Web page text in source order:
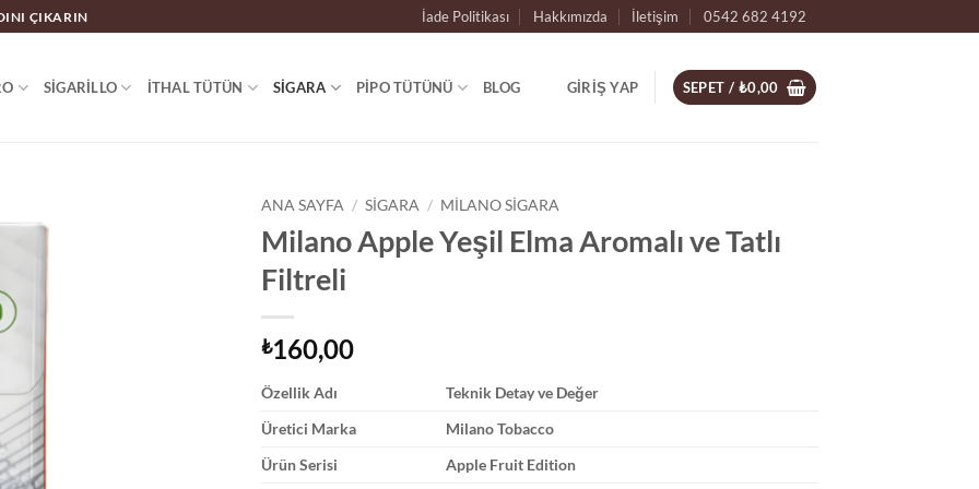
ÇIKARIN İade Politikası Hakkımızda İletişim 0542 682 4192
SIGARILLO İTHAL TÜTÜN SIGARA PIPO TÜTÜNÜ BLOG GIRIŞ YAP SEPET / ₺0,00
ANA SAYFA / SIGARA / MILANO SIGARA
Milano Apple Yeşil Elma Aromalı ve Tatlı
Filtreli
₺160,00
Özellik Adı
Teknik Detay ve Değer
Üretici Marka
Milano Tobacco
Ürün Serisi
Apple Fruit Edition